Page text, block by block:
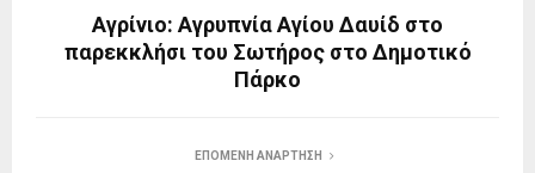
Αγρίνιο: Αγρυπνία Αγίου Δαυίδ στο
παρεκκλήσι του Σωτήρος στο Δημοτικό
Πάρκο
ΕΠΌΜΕΝΗ ΑΝΆΡΤΗΣΗ